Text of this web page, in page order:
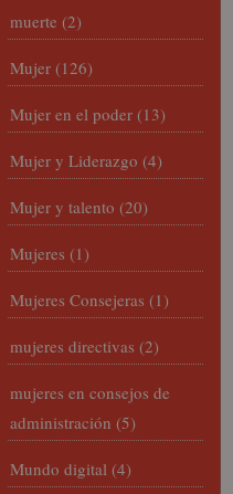
muerte (2)
Mujer (126)
Mujer en el poder (13)
Mujer y Liderazgo (4)
Mujer y talento (20)
Mujeres (1)
Mujeres Consejeras (1)
mujeres directivas (2)
mujeres en consejos de
administración (5)
Mundo digital (4)